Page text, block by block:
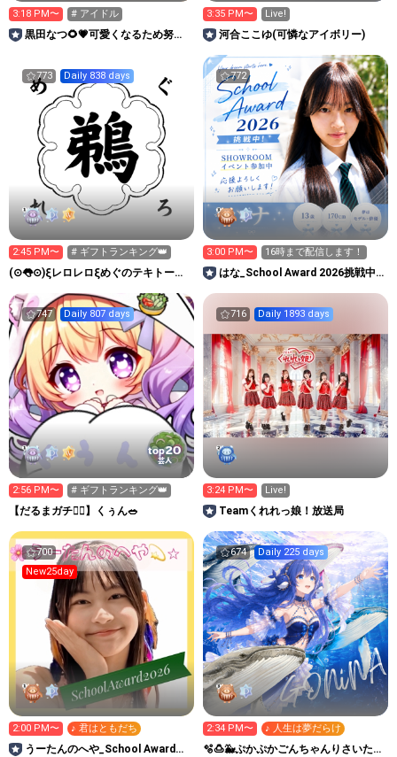
3:18 PM〜 # アイドル
黒田なつ🌻💗可愛くなるため努力
3:35 PM〜 Live!
河合ここゆ(可憐なアイボリー)
773 Daily 838 days
2:45 PM〜 # ギフトランキング👑
(⊙👅⊙)ξレロレロξめぐのテキトーる
772
3:00 PM〜 16時まで配信します！
はな_School Award 2026挑戦中
747 Daily 807 days
top20
芸人
2:56 PM〜 # ギフトランキング👑
【だるまガチ❤️‍🔥】くぅん🥗
716 Daily 1893 days
3:24 PM〜 Live!
Teamくれれっ娘！放送局
700
New25day
2:00 PM〜 ♪ 君はともだち
うーたんのへや_School Award
674 Daily 225 days
2:34 PM〜 ♪ 人生は夢だらけ
🫧🍮🐳ぷかぷかごんちゃんりさいたる